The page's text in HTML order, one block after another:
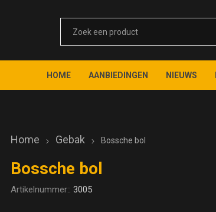
HOME AANBIEDINGEN NIEUWS
Home Gebak Bossche bol
Bossche bol
Artikelnummer:: 3005